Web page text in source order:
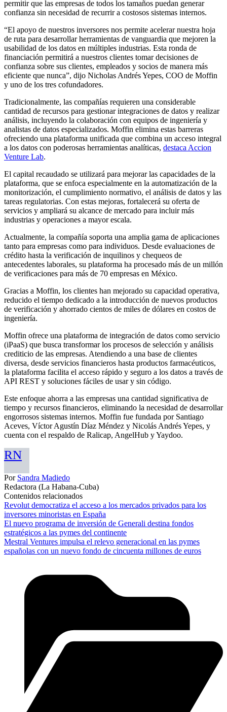
permitir que las empresas de todos los tamaños puedan generar
confianza sin necesidad de recurrir a costosos sistemas internos.
“El apoyo de nuestros inversores nos permite acelerar nuestra hoja
de ruta para desarrollar herramientas de vanguardia que mejoren la
usabilidad de los datos en múltiples industrias. Esta ronda de
financiación permitirá a nuestros clientes tomar decisiones de
confianza sobre sus clientes, empleados y socios de manera más
eficiente que nunca”, dijo Nicholas Andrés Yepes, COO de Moffin
y uno de los tres cofundadores.
Tradicionalmente, las compañías requieren una considerable
cantidad de recursos para gestionar integraciones de datos y realizar
análisis, incluyendo la colaboración con equipos de ingeniería y
analistas de datos especializados. Moffin elimina estas barreras
ofreciendo una plataforma unificada que combina un acceso integral
a los datos con poderosas herramientas analíticas, destaca Accion
Venture Lab.
El capital recaudado se utilizará para mejorar las capacidades de la
plataforma, que se enfoca especialmente en la automatización de la
monitorización, el cumplimiento normativo, el análisis de datos y las
tareas regulatorias. Con estas mejoras, fortalecerá su oferta de
servicios y ampliará su alcance de mercado para incluir más
industrias y operaciones a mayor escala.
Actualmente, la compañía soporta una amplia gama de aplicaciones
tanto para empresas como para individuos. Desde evaluaciones de
crédito hasta la verificación de inquilinos y chequeos de
antecedentes laborales, su plataforma ha procesado más de un millón
de verificaciones para más de 70 empresas en México.
Gracias a Moffin, los clientes han mejorado su capacidad operativa,
reducido el tiempo dedicado a la introducción de nuevos productos
de verificación y ahorrado cientos de miles de dólares en costos de
ingeniería.
Moffin ofrece una plataforma de integración de datos como servicio
(iPaaS) que busca transformar los procesos de selección y análisis
crediticio de las empresas. Atendiendo a una base de clientes
diversa, desde servicios financieros hasta productos farmacéuticos,
la plataforma facilita el acceso rápido y seguro a los datos a través de
API REST y soluciones fáciles de usar y sin código.
Este enfoque ahorra a las empresas una cantidad significativa de
tiempo y recursos financieros, eliminando la necesidad de desarrollar
engorrosos sistemas internos. Moffin fue fundada por Santiago
Aceves, Víctor Agustín Díaz Méndez y Nicolás Andrés Yepes, y
cuenta con el respaldo de Ralicap, AngelHub y Yaydoo.
RN
Por Sandra Madiedo
Redactora (La Habana-Cuba)
Contenidos relacionados
Revolut democratiza el acceso a los mercados privados para los
inversores minoristas en España
El nuevo programa de inversión de Generali destina fondos
estratégicos a las pymes del continente
Mestral Ventures impulsa el relevo generacional en las pymes
españolas con un nuevo fondo de cincuenta millones de euros